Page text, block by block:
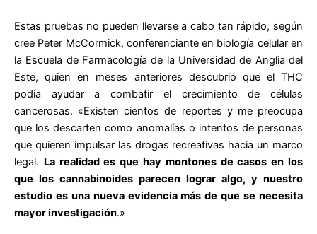
Estas pruebas no pueden llevarse a cabo tan rápido, según
cree Peter McCormick, conferenciante en biología celular en
la Escuela de Farmacología de la Universidad de Anglia del
Este, quien en meses anteriores descubrió que el THC
podía ayudar a combatir el crecimiento de células
cancerosas. «Existen cientos de reportes y me preocupa
que los descarten como anomalías o intentos de personas
que quieren impulsar las drogas recreativas hacia un marco
legal. La realidad es que hay montones de casos en los
que los cannabinoides parecen lograr algo, y nuestro
estudio es una nueva evidencia más de que se necesita
mayor investigación.»